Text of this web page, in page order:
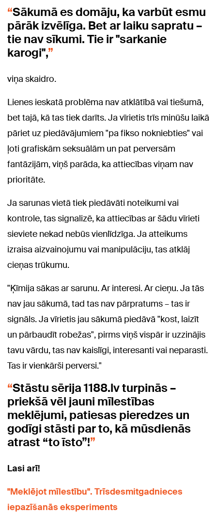
Sākumā es domāju, ka varbūt esmu
pārāk izvēlīga. Bet ar laiku sapratu –
tie nav sīkumi. Tie ir "sarkanie
karogi",
viņa skaidro.
Lienes ieskatā problēma nav atklātībā vai tiešumā,
bet tajā, kā tas tiek darīts. Ja vīrietis trīs minūšu laikā
pāriet uz piedāvājumiem "pa fikso nokniebties" vai
ļoti grafiskām seksuālām un pat perversām
fantāzijām, viņš parāda, ka attiecības viņam nav
prioritāte.
Ja sarunas vietā tiek piedāvāti noteikumi vai
kontrole, tas signalizē, ka attiecības ar šādu vīrieti
sieviete nekad nebūs vienlīdzīga. Ja atteikums
izraisa aizvainojumu vai manipulāciju, tas atklāj
cieņas trūkumu.
"Ķīmija sākas ar sarunu. Ar interesi. Ar cieņu. Ja tās
nav jau sākumā, tad tas nav pārpratums – tas ir
signāls. Ja vīrietis jau sākumā piedāvā "kost, laizīt
un pārbaudīt robežas", pirms viņš vispār ir uzzinājis
tavu vārdu, tas nav kaislīgi, interesanti vai neparasti.
Tas ir vienkārši perversi."
Stāstu sērija 1188.lv turpinās –
priekšā vēl jauni mīlestības
meklējumi, patiesas pieredzes un
godīgi stāsti par to, kā mūsdienās
atrast “to īsto”!
Lasi arī!
"Meklējot mīlestību". Trīsdesmitgadnieces
iepazīšanās eksperiments